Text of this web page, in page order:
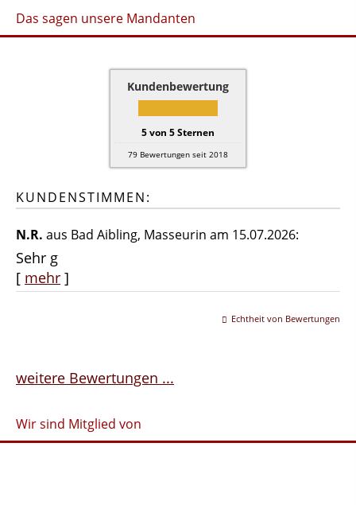
Das sagen unsere Mandanten
Kundenbewertung
5von 5Sternen
79 Bewertungen seit 2018
KUNDENSTIMMEN:
N.R. aus Bad Aibling, Masseurin am 15.07.2026:
Sehr g
[ mehr ]
Echtheit von Bewertungen
weitere Bewertungen ...
Wir sind Mitglied von